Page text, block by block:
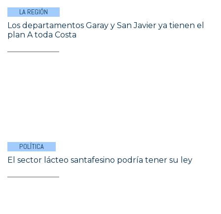
LA REGIÓN
Los departamentos Garay y San Javier ya tienen el
plan A toda Costa
POLÍTICA
El sector lácteo santafesino podría tener su ley